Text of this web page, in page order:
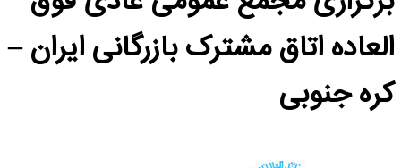
العاده اتاق مشترک بازرگانی ایران –
کره جنوبی